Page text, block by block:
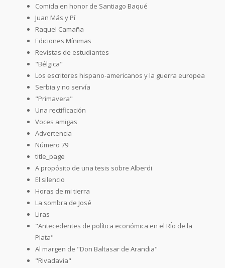
Comida en honor de Santiago Baqué
Juan Más y Pí
Raquel Camaña
Ediciones Mínimas
Revistas de estudiantes
"Bélgica"
Los escritores hispano-americanos y la guerra europea
Serbia y no servía
"Primavera"
Una rectificación
Voces amigas
Advertencia
Número 79
title_page
A propósito de una tesis sobre Alberdi
El silencio
Horas de mi tierra
La sombra de José
Liras
"Antecedentes de política económica en el RÍo de la
Plata"
Al margen de "Don Baltasar de Arandia"
"Rivadavia"